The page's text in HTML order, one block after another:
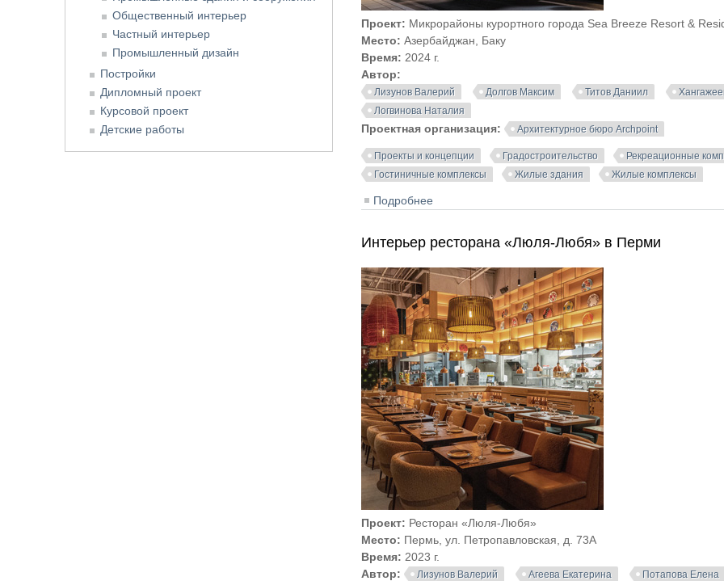
Проект: Микрорайоны курортного города Sea Breeze Resort &
Место:Азербайджан, Баку
Время: 2024 г.
Автор:
Лизунов Валерий Долгов Максим Титов Даниил
Логвинова Наталия
Проектная организация: Архитектурное бюро Archpoint
Проекты и концепции Градостроительство Рекреационные
Гостиничные комплексы
Жилые здания Жилые комплексы
Подробнее
Интерьер ресторана «Люля-Любя» в Перми
Проект: Ресторан «Люля-Любя»
Место: Пермь, ул. Петропавловская, д. 73А
Время: 2023 г.
Автор:
Лизунов Валерий Агеева Екатерина Потапова Елена
Общественный интерьер
Частный интерьер
Промышленный дизайн
Постройки
Дипломный проект
Курсовой проект
Детские работы